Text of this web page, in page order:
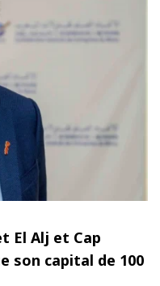
El Alj et Cap
son capital de 100